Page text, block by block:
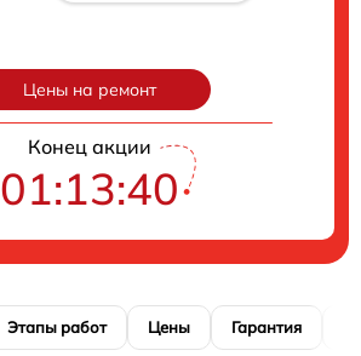
Цены на ремонт
Конец акции
01:13:39
Этапы работ Цены Гарантия